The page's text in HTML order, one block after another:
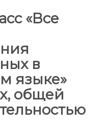
«Все
в
языке»
общей